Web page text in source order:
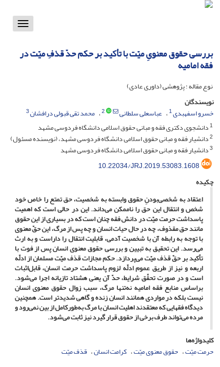
Toggle
بررسی حقوق معنویِ میّت با تأکید بر حکم حدّ قذفِ میّت در
فقه امامیه
نوع مقاله : پژوهشی (داوری عادی)
نویسندگان
خسرو اسفهبدی1 عباسعلی سلطانی 2 محمد تقی قبولی درافشان3
1دانشجوی دکتری فقه و مبانی حقوق اسلامی دانشگاه فردوسی مشهد
2دانشیار فقه و مبانی حقوق اسلامی دانشگاه فردوسی مشهد، (نویسنده مسئول)
3دانشیار فقه و مبانی حقوق اسلامی دانشگاه فردوسی مشهد
10.22034/JRJ.2019.53083.1608
چکیده
اعتقاد به شخصی‌بودنِ حقوق وابسته به شخصیت، حق تمتع را خاص خود
شخص و انتقال این حق را ناممکن می‌داند. این در حالی است ‌که اهمیت
پاسداشت حرمت میّت در دانش فقه چنان است که در بسیاری از این حقوق
مانند حق مقذوف، چه در حال حیات انسان و چه پس از مرگ، این حقّ معنوی
با توجه به رابطه آن با شخصیت آدمی، قابلیت انتقال را داراست و به ارث
می‌رسد. این تحقیق به تبیین و بررسی حقوق معنوی انسان پس از فوت با
تأکید بر حقّ قذف میّت می‌پردازد. حکم مجازات قذف میّت مسلمان از ادلّه
اربعه و نیز از طریق عموم ادلّه لزوم پاسداشت حرمت انسان، قابل‌اثبات
است و در صورت تحقّق شرایط، حدّ آن یعنی هشتاد تازیانه اجرا می‌شود.
براساس منابع فقه امامیه نه‌تنها مرگ، سبب زوال حقوق معنوی انسان
نیست بلکه در مواردی همانند انسان زنده و گاهی شدیدتر است. همچنین
دیدگاه فقهایی که معتقدند اهلیت انسان با مرگ به‌طورکامل از بین نمی‌رود و
مرده می‌تواند طرف برخی از حقوق قرار گیرد نیز ثابت می‌شود.
کلیدواژه‌ها
حرمت میّت حقوق معنوی میّت کرامت انسان قذف میّت